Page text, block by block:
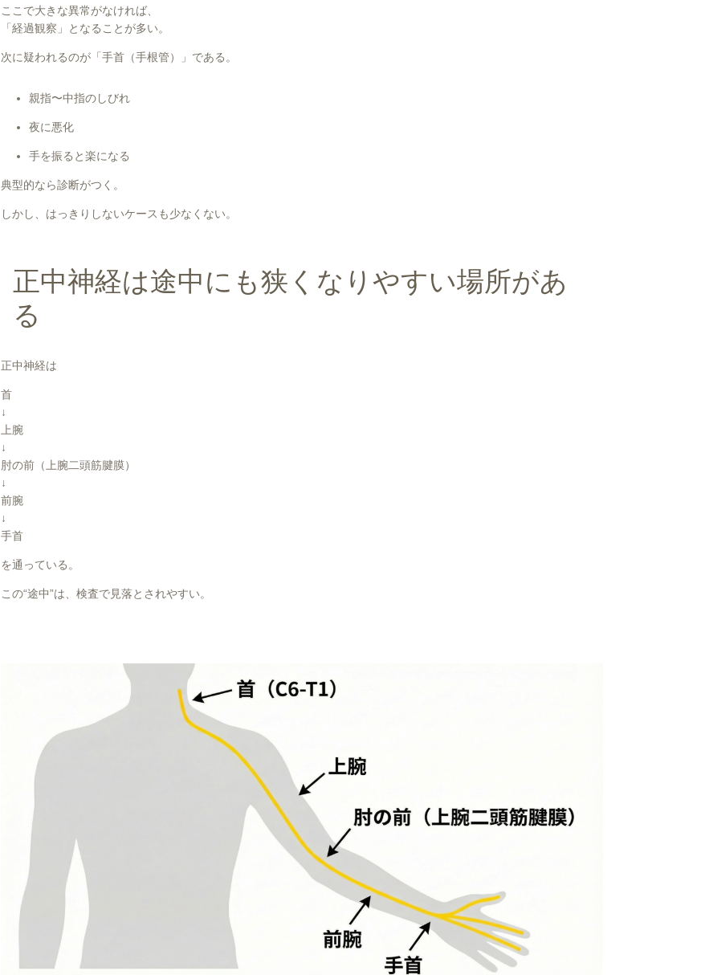
ここで大きな異常がなければ、
「経過観察」となることが多い。
次に疑われるのが「手首（手根管）」である。
親指〜中指のしびれ
夜に悪化
手を振ると楽になる
典型的なら診断がつく。
しかし、はっきりしないケースも少なくない。
正中神経は途中にも狭くなりやすい場所があ
る
正中神経は
首
↓
上腕
↓
肘の前（上腕二頭筋腱膜）
↓
前腕
↓
手首
を通っている。
この“途中”は、検査で見落とされやすい。